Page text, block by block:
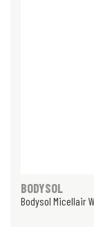
BODYSOL
Bodysol Micellair